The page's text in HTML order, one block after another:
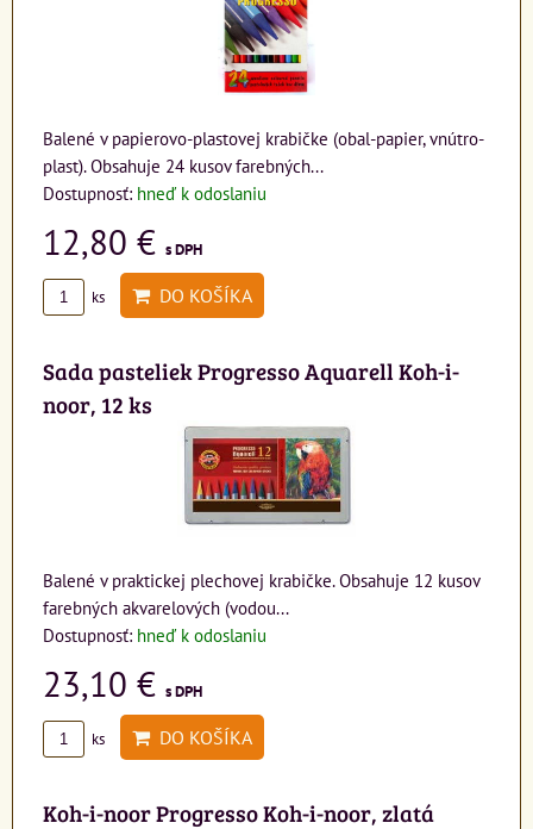
Balené v papierovo-plastovej krabičke (obal-papier, vnútro-
plast). Obsahuje 24 kusov farebných...
Dostupnosť: hneď k odoslaniu
12,80 € s DPH
ks DO KOŠÍKA
Sada pasteliek Progresso Aquarell Koh-i-
noor, 12 ks
Balené v praktickej plechovej krabičke. Obsahuje 12 kusov
farebných akvarelových (vodou...
Dostupnosť: hneď k odoslaniu
23,10 € s DPH
ks DO KOŠÍKA
Koh-i-noor Progresso Koh-i-noor, zlatá